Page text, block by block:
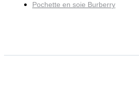
Pochette en soie Burberry